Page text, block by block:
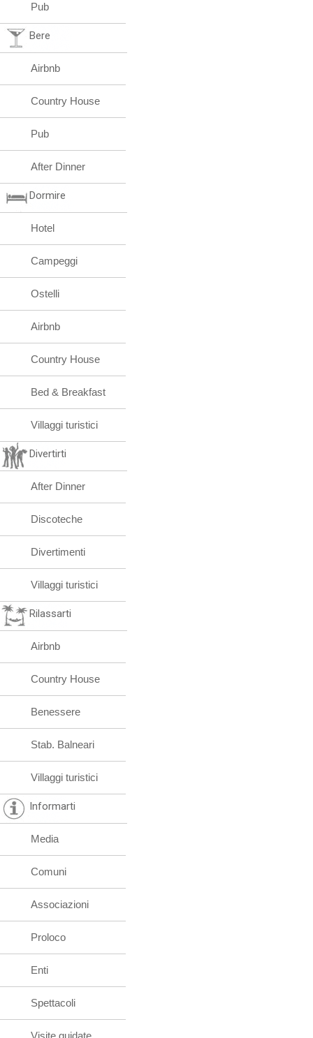
Pub
Bere
Airbnb
Country House
Pub
After Dinner
Dormire
Hotel
Campeggi
Ostelli
Airbnb
Country House
Bed & Breakfast
Villaggi turistici
Divertirti
After Dinner
Discoteche
Divertimenti
Villaggi turistici
Rilassarti
Airbnb
Country House
Benessere
Stab. Balneari
Villaggi turistici
Informarti
Media
Comuni
Associazioni
Proloco
Enti
Spettacoli
Visite guidate